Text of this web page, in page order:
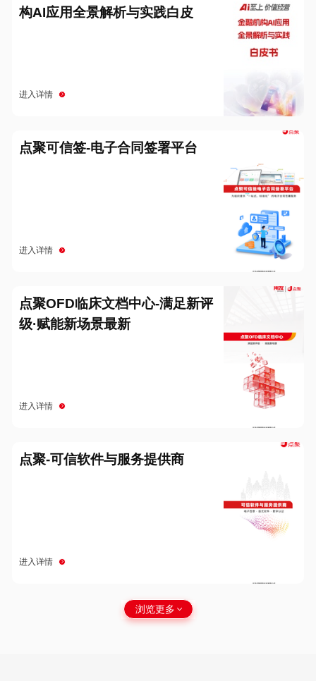
构AI应用全景解析与实践白皮
进入详情
点聚可信签-电子合同签署平台
进入详情
点聚OFD临床文档中心-满足新评
级·赋能新场景最新
进入详情
点聚-可信软件与服务提供商
进入详情
浏览更多